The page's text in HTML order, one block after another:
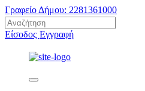
Γραφείο Δήμου: 2281361000
Είσοδος Εγγραφή